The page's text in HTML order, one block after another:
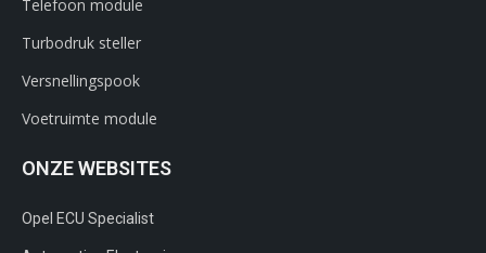
Telefoon module
Turbodruk steller
Versnellingspook
Voetruimte module
ONZE WEBSITES
Opel ECU Specialist